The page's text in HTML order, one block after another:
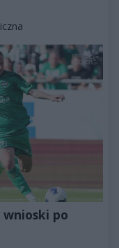
wnioski po